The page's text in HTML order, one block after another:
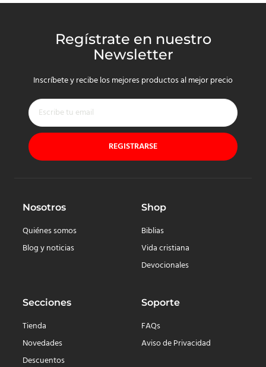
Regístrate en nuestro
Newsletter
Inscríbete y recibe los mejores productos al mejor precio
REGISTRARSE
Nosotros
Quiénes somos
Blog y noticias
Shop
Biblias
Vida cristiana
Devocionales
Secciones
Tienda
Novedades
Descuentos
Soporte
FAQs
Aviso de Privacidad